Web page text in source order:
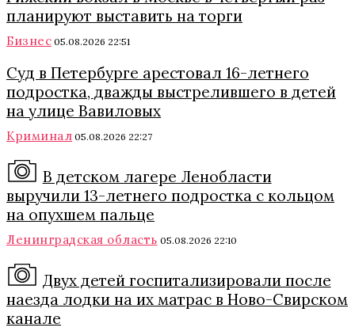
планируют выставить на торги
Бизнес 05.08.2026 22:51
Суд в Петербурге арестовал 16-летнего
подростка, дважды выстрелившего в детей
на улице Вавиловых
Криминал 05.08.2026 22:27
В детском лагере Ленобласти
выручили 13-летнего подростка с кольцом
на опухшем пальце
Ленинградская область 05.08.2026 22:10
Двух детей госпитализировали после
наезда лодки на их матрас в Ново-Свирском
канале